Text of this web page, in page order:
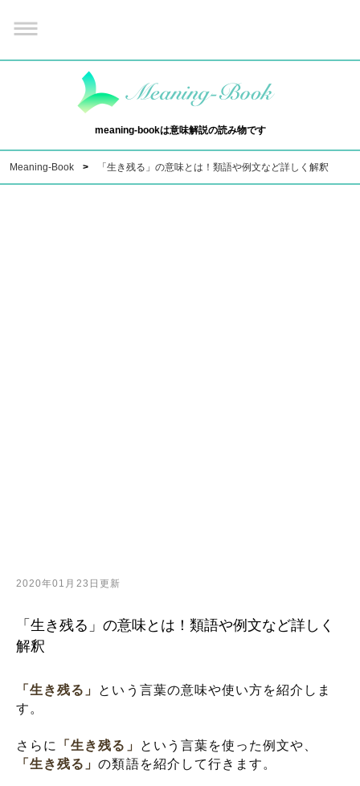
meaning-bookは意味解説の読み物です
Meaning-Book 「生き残る」の意味とは！類語や例文など詳しく解釈
2020年01月23日更新
「生き残る」の意味とは！類語や例文など詳しく
解釈
「生き残る」 という言葉の意味や使い方を紹介しま
す。
さらに 「生き残る」
という言葉を使った例文や、
「生き残る」の類語を紹介して行きます。